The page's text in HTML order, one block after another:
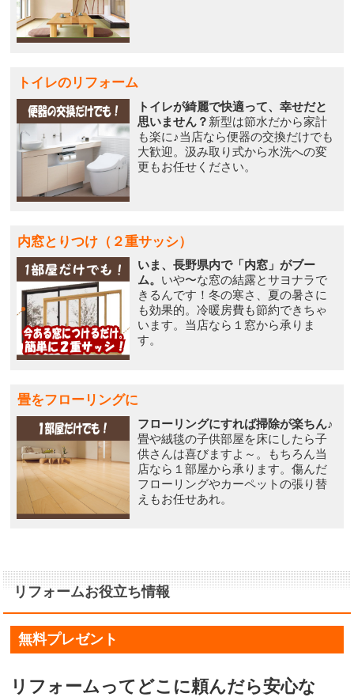
トイレのリフォーム
トイレが綺麗で快適って、幸せだと
思いません？ 新型は節水だから家計
も楽に♪当店なら便器の交換だけでも
大歓迎。汲み取り式から水洗への変
更もお任せください。
内窓とりつけ（２重サッシ）
いま、長野県内で「内窓」がブー
ム。 いや〜な窓の結露とサヨナラで
きるんです！冬の寒さ、夏の暑さに
も効果的。冷暖房費も節約できちゃ
います。当店なら１窓から承りま
す。
畳をフローリングに
フローリングにすれば掃除が楽ちん♪
畳や絨毯の子供部屋を床にしたら子
供さんは喜びますよ～。もちろん当
店なら１部屋から承ります。傷んだ
フローリングやカーペットの張り替
えもお任せあれ。
リフォームお役立ち情報
無料プレゼント
リフォームってどこに頼んだら安心な